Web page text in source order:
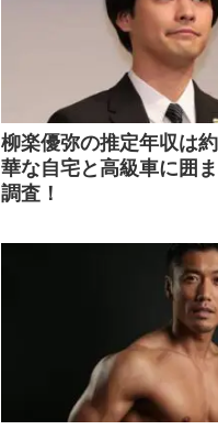
柳楽優弥の推定年収は
華な自宅と高級車に囲
調査！